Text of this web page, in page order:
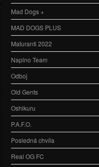
Mad Dogs +
MAD DOGS PLUS
Maturanti 2022
Naplno Team
Odboj
Old Gents
Oshikuru
P.A.F.O.
Posledná chvíla
Real OG FC